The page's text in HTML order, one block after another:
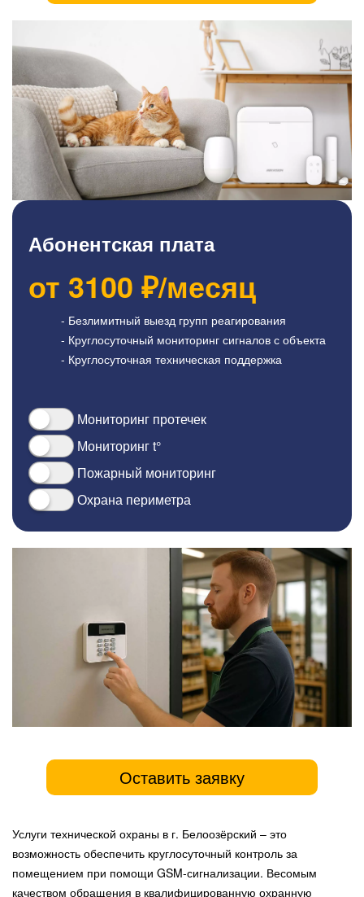
Абонентская плата
от 3100 ₽/месяц
- Безлимитный выезд групп реагирования
- Круглосуточный мониторинг сигналов с объекта
- Круглосуточная техническая поддержка
Мониторинг протечек
Мониторинг t°
Пожарный мониторинг
Охрана периметра
Оставить заявку
Услуги технической охраны в г. Белоозёрский – это
возможность обеспечить круглосуточный контроль за
помещением при помощи GSM-сигнализации. Весомым
качеством обращения в квалифицированную охранную